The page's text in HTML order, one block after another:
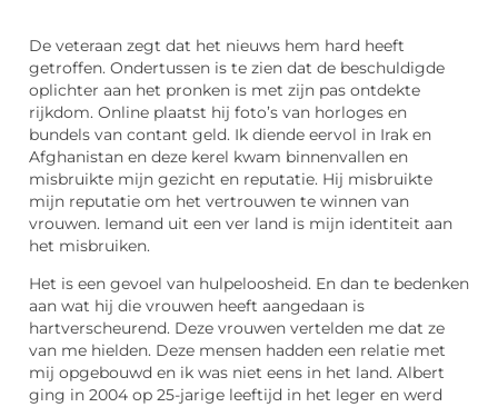
De veteraan zegt dat het nieuws hem hard heeft
getroffen. Ondertussen is te zien dat de beschuldigde
oplichter aan het pronken is met zijn pas ontdekte
rijkdom. Online plaatst hij foto’s van horloges en
bundels van contant geld. Ik diende eervol in Irak en
Afghanistan en deze kerel kwam binnenvallen en
misbruikte mijn gezicht en reputatie. Hij misbruikte
mijn reputatie om het vertrouwen te winnen van
vrouwen. Iemand uit een ver land is mijn identiteit aan
het misbruiken.
Het is een gevoel van hulpeloosheid. En dan te bedenken
aan wat hij die vrouwen heeft aangedaan is
hartverscheurend. Deze vrouwen vertelden me dat ze
van me hielden. Deze mensen hadden een relatie met
mij opgebouwd en ik was niet eens in het land. Albert
ging in 2004 op 25-jarige leeftijd in het leger en werd